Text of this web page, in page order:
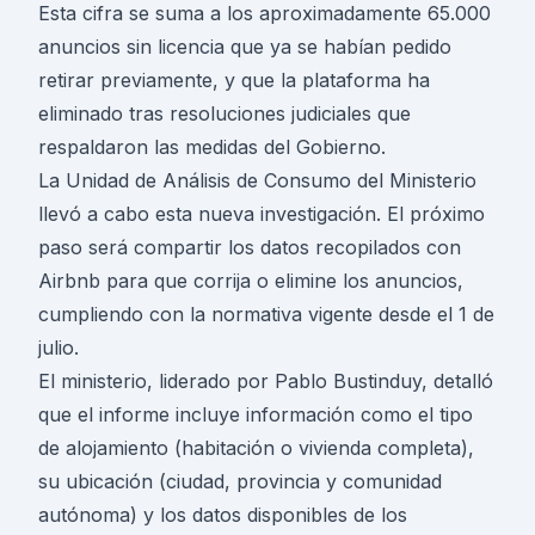
Esta cifra se suma a los aproximadamente 65.000
anuncios sin licencia que ya se habían pedido
retirar previamente, y que la plataforma ha
eliminado tras resoluciones judiciales que
respaldaron las medidas del Gobierno.
La Unidad de Análisis de Consumo del Ministerio
llevó a cabo esta nueva investigación. El próximo
paso será compartir los datos recopilados con
Airbnb para que corrija o elimine los anuncios,
cumpliendo con la normativa vigente desde el 1 de
julio.
El ministerio, liderado por Pablo Bustinduy, detalló
que el informe incluye información como el tipo
de alojamiento (habitación o vivienda completa),
su ubicación (ciudad, provincia y comunidad
autónoma) y los datos disponibles de los